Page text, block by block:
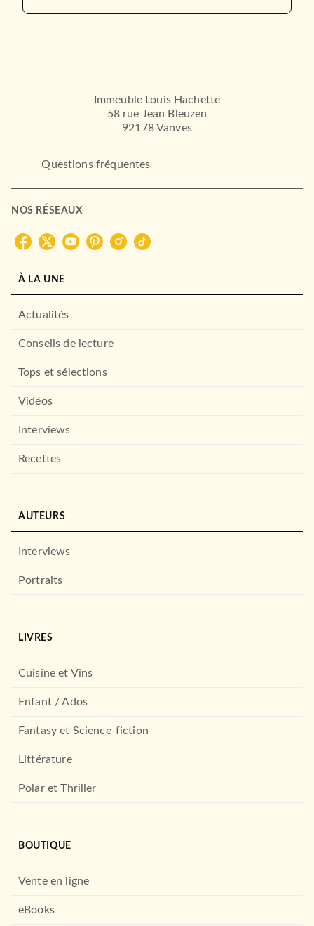
Immeuble Louis Hachette
58 rue Jean Bleuzen
92178 Vanves
Questions fréquentes
NOS RÉSEAUX
À LA UNE
Actualités
Conseils de lecture
Tops et sélections
Vidéos
Interviews
Recettes
AUTEURS
Interviews
Portraits
LIVRES
Cuisine et Vins
Enfant / Ados
Fantasy et Science-fiction
Littérature
Polar et Thriller
BOUTIQUE
Vente en ligne
eBooks